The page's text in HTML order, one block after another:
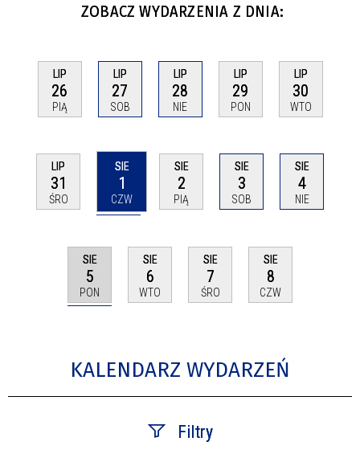
ZOBACZ WYDARZENIA Z DNIA:
LIP
26
PIĄ
LIP
27
SOB
LIP
28
NIE
LIP
29
PON
LIP
30
WTO
LIP
31
ŚRO
SIE
1
CZW
SIE
2
PIĄ
SIE
3
SOB
SIE
4
NIE
SIE
5
PON
SIE
6
WTO
SIE
7
ŚRO
SIE
8
CZW
KALENDARZ WYDARZEŃ
Filtry